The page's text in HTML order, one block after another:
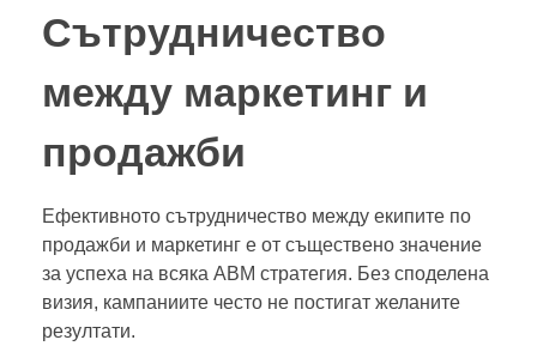
Сътрудничество
между маркетинг и
продажби
Ефективното сътрудничество между екипите по
продажби и маркетинг е от съществено значение
за успеха на всяка ABM стратегия. Без споделена
визия, кампаниите често не постигат желаните
резултати.